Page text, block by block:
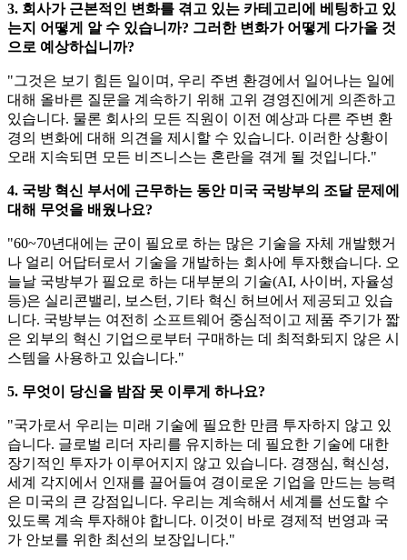
3. 회사가 근본적인 변화를 겪고 있는 카테고리에 베팅하고 있
는지 어떻게 알 수 있습니까? 그러한 변화가 어떻게 다가올 것
으로 예상하십니까?
"그것은 보기 힘든 일이며, 우리 주변 환경에서 일어나는 일에
대해 올바른 질문을 계속하기 위해 고위 경영진에게 의존하고
있습니다. 물론 회사의 모든 직원이 이전 예상과 다른 주변 환
경의 변화에 대해 의견을 제시할 수 있습니다. 이러한 상황이
오래 지속되면 모든 비즈니스는 혼란을 겪게 될 것입니다."
4. 국방 혁신 부서에 근무하는 동안 미국 국방부의 조달 문제에
대해 무엇을 배웠나요?
"60~70년대에는 군이 필요로 하는 많은 기술을 자체 개발했거
나 얼리 어답터로서 기술을 개발하는 회사에 투자했습니다. 오
늘날 국방부가 필요로 하는 대부분의 기술(AI, 사이버, 자율성
등)은 실리콘밸리, 보스턴, 기타 혁신 허브에서 제공되고 있습
니다. 국방부는 여전히 소프트웨어 중심적이고 제품 주기가 짧
은 외부의 혁신 기업으로부터 구매하는 데 최적화되지 않은 시
스템을 사용하고 있습니다."
5. 무엇이 당신을 밤잠 못 이루게 하나요?
"국가로서 우리는 미래 기술에 필요한 만큼 투자하지 않고 있
습니다. 글로벌 리더 자리를 유지하는 데 필요한 기술에 대한
장기적인 투자가 이루어지지 않고 있습니다. 경쟁심, 혁신성,
세계 각지에서 인재를 끌어들여 경이로운 기업을 만드는 능력
은 미국의 큰 강점입니다. 우리는 계속해서 세계를 선도할 수
있도록 계속 투자해야 합니다. 이것이 바로 경제적 번영과 국
가 안보를 위한 최선의 보장입니다."